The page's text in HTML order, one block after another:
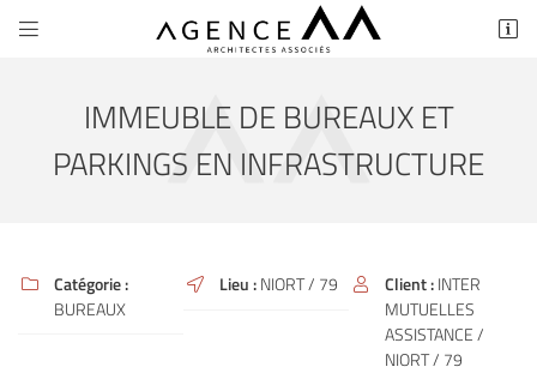
 
05 49 77 11 90
IMMEUBLE DE BUREAUX ET
PARKINGS EN INFRASTRUCTURE

Catégorie :
BUREAUX
 Lieu :NIORT / 79  Client :INTER
MUTUELLES
ASSISTANCE /
NIORT / 79